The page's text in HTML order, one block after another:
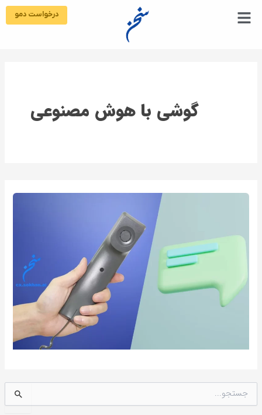
درخواست دمو
س
گوشی با هوش مصنوعی